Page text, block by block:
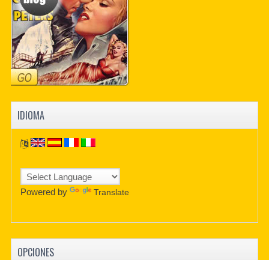
IDIOMA
Powered by Translate
OPCIONES